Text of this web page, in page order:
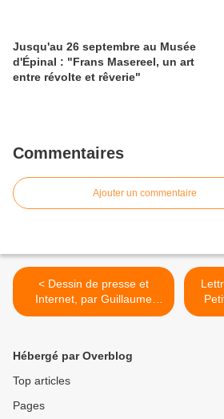
Jusqu'au 26 septembre au Musée
d'Épinal : "Frans Masereel, un art
entre révolte et rêverie"
Commentaires
Ajouter un commentaire
< Dessin de presse et
Internet, par Guillaume
Doizy : version intégrale en
Hébergé par Overblog
Top articles
Pages